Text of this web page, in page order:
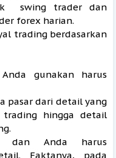
swing trader dan
forex harian.
trading berdasarkan
gunakan harus
pasar dari detail yang
trading hingga detail
dan Anda harus
Faktanya, pada